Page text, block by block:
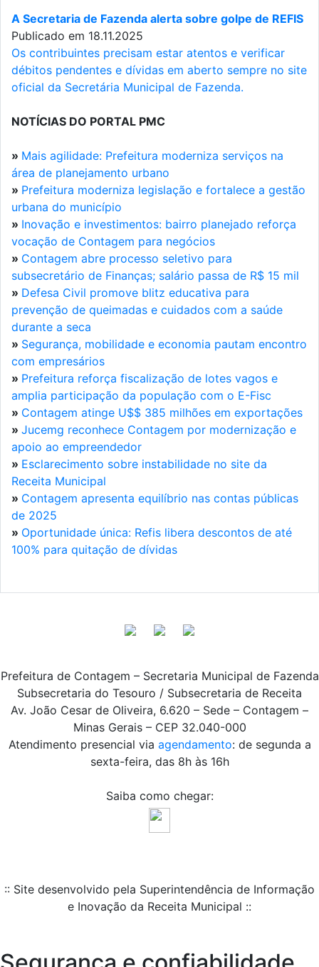
A Secretaria de Fazenda alerta sobre golpe de REFIS
Publicado em 18.11.2025
Os contribuintes precisam estar atentos e verificar
débitos pendentes e dívidas em aberto sempre no site
oficial da Secretária Municipal de Fazenda.
NOTÍCIAS DO PORTAL PMC
» Mais agilidade: Prefeitura moderniza serviços na
área de planejamento urbano
» Prefeitura moderniza legislação e fortalece a gestão
urbana do município
» Inovação e investimentos: bairro planejado reforça
vocação de Contagem para negócios
» Contagem abre processo seletivo para
subsecretário de Finanças; salário passa de R$ 15 mil
» Defesa Civil promove blitz educativa para
prevenção de queimadas e cuidados com a saúde
durante a seca
» Segurança, mobilidade e economia pautam encontro
com empresários
» Prefeitura reforça fiscalização de lotes vagos e
amplia participação da população com o E-Fisc
» Contagem atinge U$$ 385 milhões em exportações
» Jucemg reconhece Contagem por modernização e
apoio ao empreendedor
» Esclarecimento sobre instabilidade no site da
Receita Municipal
» Contagem apresenta equilíbrio nas contas públicas
de 2025
» Oportunidade única: Refis libera descontos de até
100% para quitação de dívidas
Prefeitura de Contagem – Secretaria Municipal de Fazenda
Subsecretaria do Tesouro / Subsecretaria de Receita
Av. João Cesar de Oliveira, 6.620 – Sede – Contagem –
Minas Gerais – CEP 32.040-000
Atendimento presencial via agendamento: de segunda a
sexta-feira, das 8h às 16h
Saiba como chegar:
:: Site desenvolvido pela Superintendência de Informação
e Inovação da Receita Municipal ::